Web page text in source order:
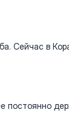
Сейчас в
постоянно